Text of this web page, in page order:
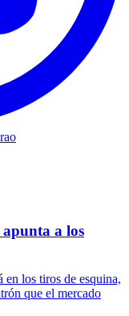
a los
los tiros de esquina,
que el mercado